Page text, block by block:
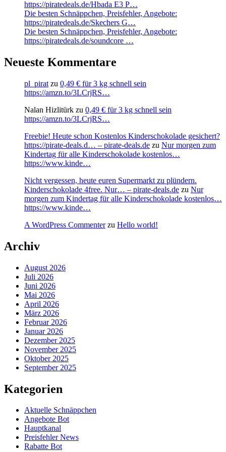
https://piratedeals.de/Hbada E3 P…
Die besten Schnäppchen, Preisfehler, Angebote:
https://piratedeals.de/Skechers G…
Die besten Schnäppchen, Preisfehler, Angebote:
https://piratedeals.de/soundcore …
Neueste Kommentare
pl_pirat zu 0,49 € für 3 kg schnell sein
https://amzn.to/3LCrjRS…
Nalan Hizlitürk zu 0,49 € für 3 kg schnell sein
https://amzn.to/3LCrjRS…
Freebie! Heute schon Kostenlos Kinderschokolade gesichert?
https://pirate-deals.d… – pirate-deals.de zu Nur morgen zum
Kindertag für alle Kinderschokolade kostenlos…
https://www.kinde…
Nicht vergessen, heute euren Supermarkt zu plündern.
Kinderschokolade 4free. Nur… – pirate-deals.de zu Nur
morgen zum Kindertag für alle Kinderschokolade kostenlos…
https://www.kinde…
A WordPress Commenterzu Hello world!
Archiv
August 2026
Juli 2026
Juni 2026
Mai 2026
April 2026
März 2026
Februar 2026
Januar 2026
Dezember 2025
November 2025
Oktober 2025
September 2025
Kategorien
Aktuelle Schnäppchen
Angebote Bot
Hauptkanal
Preisfehler News
Rabatte Bot